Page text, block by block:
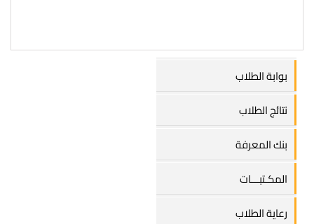
بوابة الطلاب
نتائج الطلاب
بنك المعرفة
المكـتبـــات
رعاية الطلاب